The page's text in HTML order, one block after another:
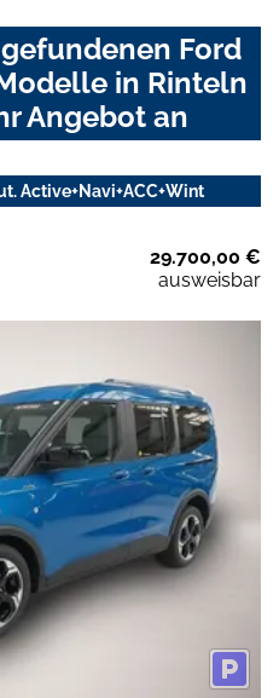
Ford
in Rinteln
Angebot an
Active+Navi+ACC+Wint
29.700,00 €
ausweisbar